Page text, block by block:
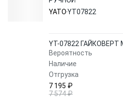
YATOYT07822
YT-07822
Вероятность
Наличие
Отгрузка
7 195 ₽
7 574 ₽